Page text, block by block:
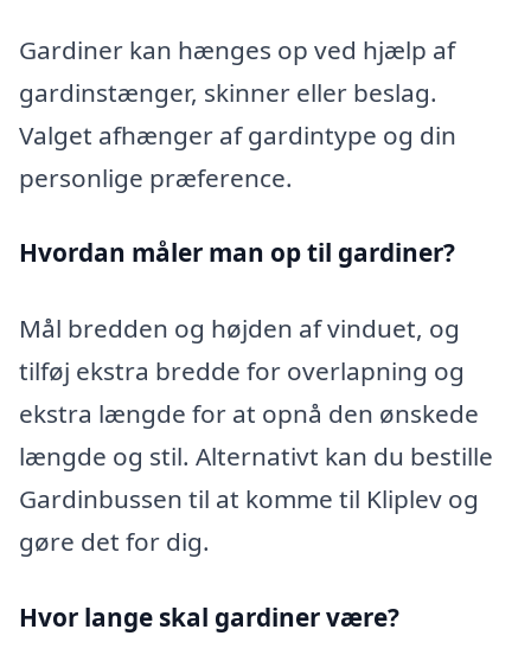
Gardiner kan hænges op ved hjælp af
gardinstænger, skinner eller beslag.
Valget afhænger af gardintype og din
personlige præference.
Hvordan måler man op til gardiner?
Mål bredden og højden af vinduet, og
tilføj ekstra bredde for overlapning og
ekstra længde for at opnå den ønskede
længde og stil. Alternativt kan du bestille
Gardinbussen til at komme til Kliplev og
gøre det for dig.
Hvor lange skal gardiner være?